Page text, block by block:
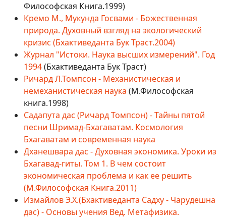
Философская Книга.1999)
Кремо М., Мукунда Госвами - Божественная
природа. Духовный взгляд на экологический
кризис (Бхактиведанта Бук Траст.2004)
Журнал "Истоки. Наука высших измерений". Год
1994(Бхактиведанта Бук Траст)
Ричард Л.Томпсон - Механистическая и
немеханистическая наука (М.Философская
книга.1998)
Садапута дас (Ричард Томпсон) - Тайны пятой
песни Шримад-Бхагаватам. Космология
Бхагаватам и современная наука
Дханешвара дас - Духовная экономика. Уроки из
Бхагавад-гиты. Том 1. В чем состоит
экономическая проблема и как ее решить
(М.Философская Книга.2011)
Измайлов Э.Х.(Бхактиведанта Садху - Чарудешна
дас) - Основы учения Вед. Метафизика.